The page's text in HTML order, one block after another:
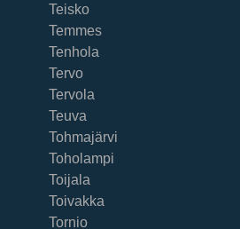
Teisko
Temmes
Tenhola
Tervo
Tervola
Teuva
Tohmajärvi
Toholampi
Toijala
Toivakka
Tornio